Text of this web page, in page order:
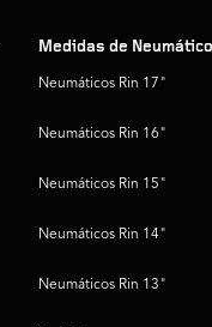
Medidas de
Neumáticos Rin 17"
Neumáticos Rin 16"
Neumáticos Rin 15"
Neumáticos Rin 14"
Neumáticos Rin 13"